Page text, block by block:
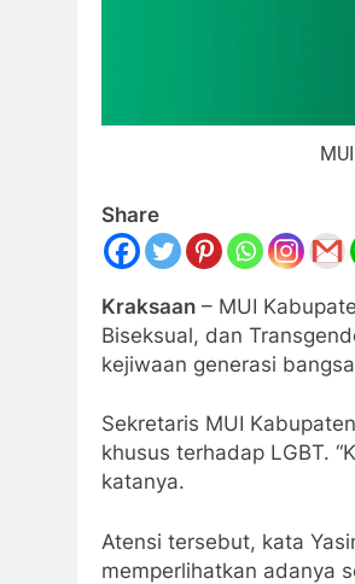
Share
Kraksaan – MUI
Biseksual, dan
kejiwaan generasi
Sekretaris MUI
khusus terhadap LGBT.
katanya.
Atensi tersebut, kata
memperlihatkan adanya